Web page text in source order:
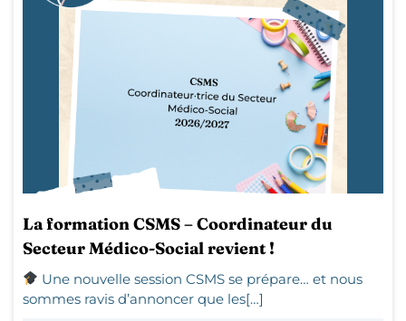
La formation CSMS – Coordinateur du
Secteur Médico-Social revient !
Une nouvelle session CSMS se prépare… et nous
sommes ravis d’annoncer que les[…]